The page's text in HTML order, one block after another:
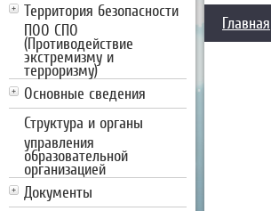
Территория безопасности
ПОО СПО
(Противодействие
экстремизму и
терроризму)
Основные сведения
Структура и органы
управления
образовательной
организацией
Документы
Главная